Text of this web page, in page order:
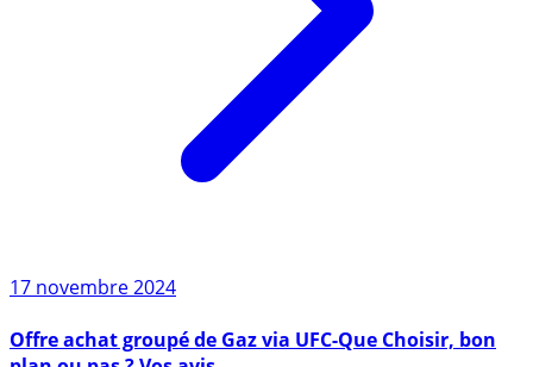
17 novembre 2024